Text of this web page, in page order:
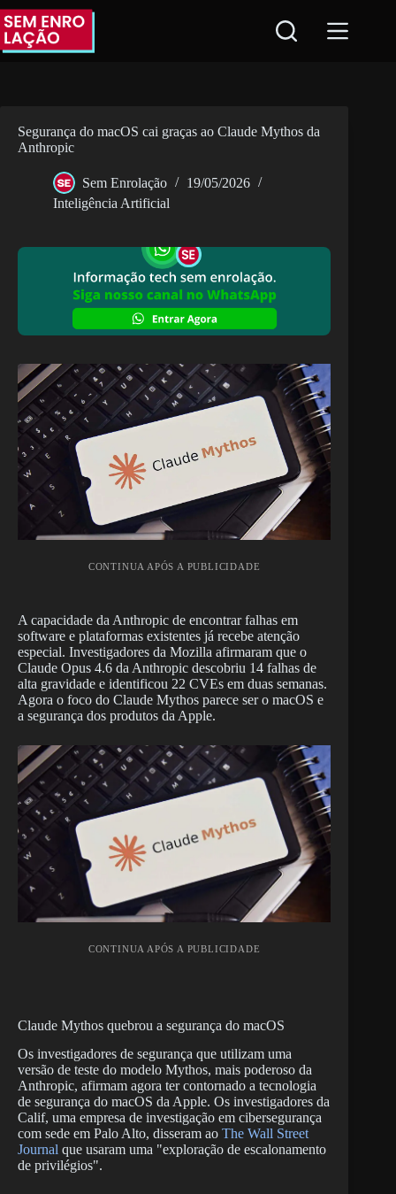
Pular
para
conteúdo
Segurança do macOS cai graças ao Claude Mythos da
Anthropic
Sem Enrolação
19/05/2026
Inteligência Artificial
CONTINUA APÓS A PUBLICIDADE
A capacidade da Anthropic de encontrar falhas em
software e plataformas existentes já recebe atenção
especial. Investigadores da Mozilla afirmaram que o
Claude Opus 4.6 da Anthropic descobriu 14 falhas de
alta gravidade e identificou 22 CVEs em duas semanas.
Agora o foco do Claude Mythos parece ser o macOS e
a segurança dos produtos da Apple.
CONTINUA APÓS A PUBLICIDADE
Claude Mythos quebrou a segurança do macOS
Os investigadores de segurança que utilizam uma
versão de teste do modelo Mythos, mais poderoso da
Anthropic, afirmam agora ter contornado a tecnologia
de segurança do macOS da Apple. Os investigadores da
Calif, uma empresa de investigação em cibersegurança
com sede em Palo Alto, disseram ao The Wall Street
Journal que usaram uma "exploração de escalonamento
de privilégios".